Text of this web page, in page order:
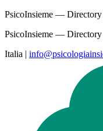
PsicoInsieme — Directory
PsicoInsieme — Directory
Italia |